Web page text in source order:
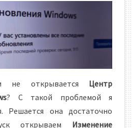
не открывается Центр
? С такой проблемой я
Решается она достаточно
открываем Изменение